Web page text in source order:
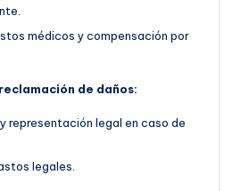
médicos y compensación por
de daños:
representación legal en caso de
legales.